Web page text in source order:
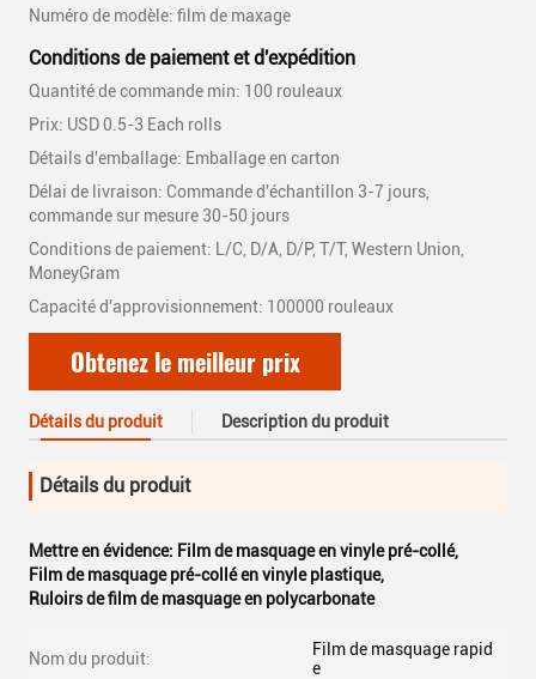
Numéro de modèle: film de maxage
Conditions de paiement et d'expédition
Quantité de commande min: 100 rouleaux
Prix: USD 0.5-3 Each rolls
Détails d'emballage: Emballage en carton
Délai de livraison: Commande d'échantillon 3-7 jours,
commande sur mesure 30-50 jours
Conditions de paiement: L/C, D/A, D/P, T/T, Western Union,
MoneyGram
Capacité d'approvisionnement: 100000 rouleaux
Obtenez le meilleur prix
Détails du produit Description du produit
Détails du produit
Mettre en évidence: Film de masquage en vinyle pré-collé,
Film de masquage pré-collé en vinyle plastique,
Ruloirs de film de masquage en polycarbonate
Nom du produit:
Film de masquage rapid
e